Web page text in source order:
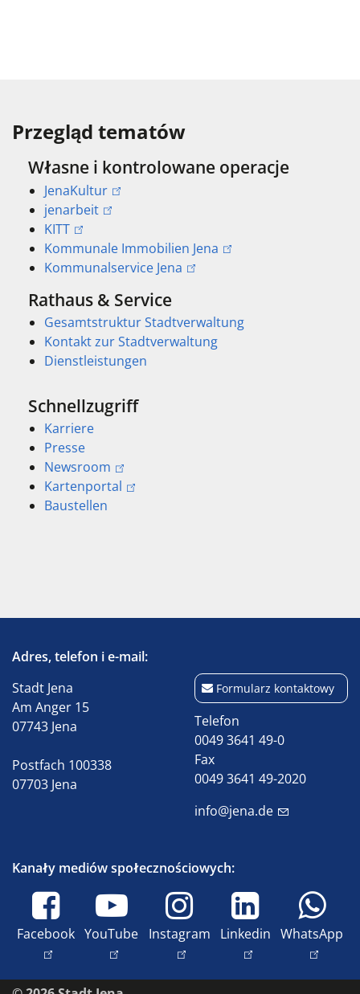
Przegląd tematów
Własne i kontrolowane operacje
JenaKultur
jenarbeit
KITT
Kommunale Immobilien Jena
Kommunalservice Jena
Rathaus & Service
Gesamtstruktur Stadtverwaltung
Kontakt zur Stadtverwaltung
Dienstleistungen
Schnellzugriff
Karriere
Presse
Newsroom
Kartenportal
Baustellen
Adres, telefon i e-mail:
Stadt Jena
Am Anger 15
07743 Jena
Postfach 100338
07703 Jena
Formularz kontaktowy
Telefon
0049 3641 49-0
Fax
0049 3641 49-2020
info@jena.de
Kanały mediów społecznościowych:
Facebook YouTube Instagram Linkedin WhatsApp